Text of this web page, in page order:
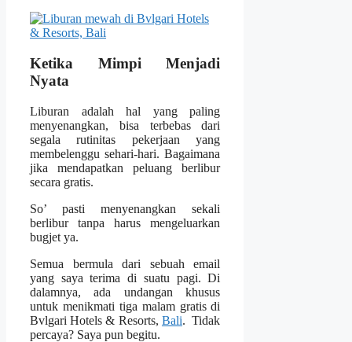
Ketika Mimpi Menjadi
Nyata
Liburan adalah hal yang paling
menyenangkan, bisa terbebas dari
segala rutinitas pekerjaan yang
membelenggu sehari-hari. Bagaimana
jika mendapatkan peluang berlibur
secara gratis.
So’ pasti menyenangkan sekali
berlibur tanpa harus mengeluarkan
bugjet ya.
Semua bermula dari sebuah email
yang saya terima di suatu pagi. Di
dalamnya, ada undangan khusus
untuk menikmati tiga malam gratis di
Bvlgari Hotels & Resorts, Bali. Tidak
percaya? Saya pun begitu.